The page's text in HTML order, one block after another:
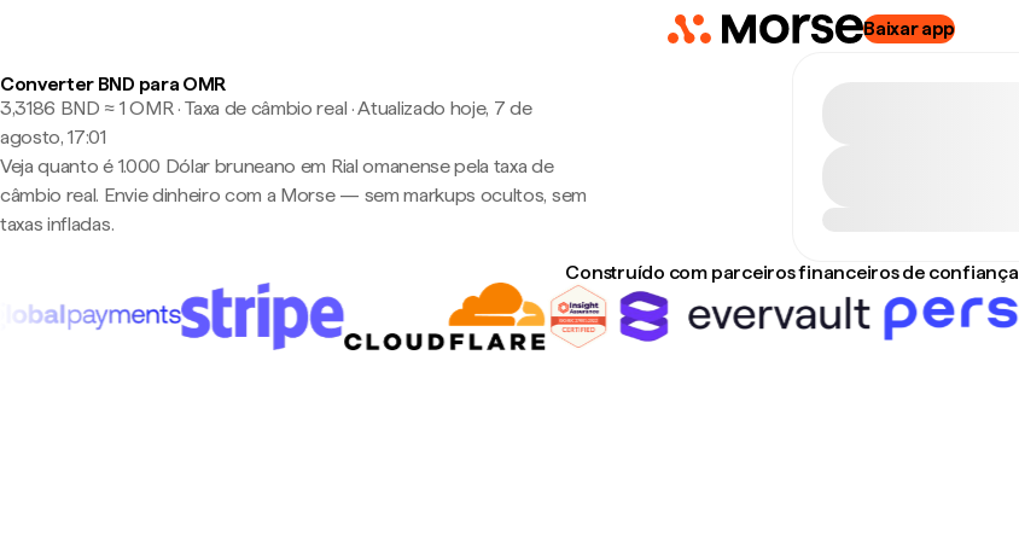
Baixar app
Converter BND para OMR
3,3186 BND ≈ 1 OMR · Taxa de câmbio real ·Atualizado hoje, 7 de
agosto, 17:01
Veja quanto é 1.000 Dólar bruneano em Rial omanense pela taxa de
câmbio real. Envie dinheiro com a Morse — sem markups ocultos, sem
taxas infladas.
Construído com parceiros financeiros de confiança